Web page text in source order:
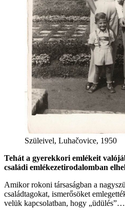
Szüleivel, Luhačovice, 1950
Tehát a gyerekkori emlékeit
családi emlékezetirodalomban
Amikor rokoni társaságban a
családtagokat, ismerősöket
velük kapcsolatban, hogy „üdülés”…